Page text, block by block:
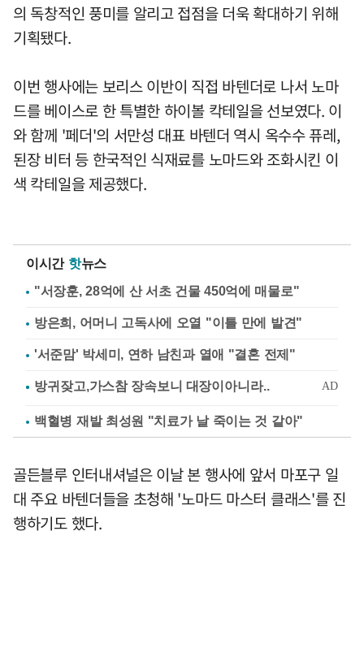
의 독창적인 풍미를 알리고 접점을 더욱 확대하기 위해
기획됐다.
이번 행사에는 보리스 이반이 직접 바텐더로 나서 노마
드를 베이스로 한 특별한 하이볼 칵테일을 선보였다. 이
와 함께 '페더'의 서만성 대표 바텐더 역시 옥수수 퓨레,
된장 비터 등 한국적인 식재료를 노마드와 조화시킨 이
색 칵테일을 제공했다.
이시간 핫뉴스
"서장훈, 28억에 산 서초 건물 450억에 매물로"
방은희, 어머니 고독사에 오열 "이틀 만에 발견"
'서준맘' 박세미, 연하 남친과 열애 "결혼 전제"
백혈병 재발 최성원 "치료가 날 죽이는 것 같아"
골든블루 인터내셔널은 이날 본 행사에 앞서 마포구 일
대 주요 바텐더들을 초청해 '노마드 마스터 클래스'를 진
행하기도 했다.